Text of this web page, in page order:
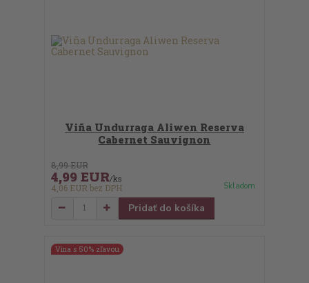
Viña Undurraga Aliwen Reserva
Cabernet Sauvignon
8,99 EUR
4,99 EUR/ks
4,06 EUR bez DPH Skladom
Pridať do košíka
Vína s 50% zľavou